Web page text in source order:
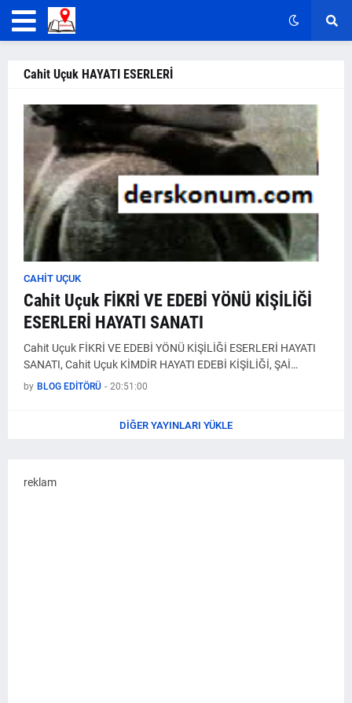
Cahit Uçuk HAYATI ESERLERİ
CAHIT UÇUK
Cahit Uçuk FİKRİ VE EDEBİ YÖNÜ KİŞİLİĞİ
ESERLERİ HAYATI SANATI
Cahit Uçuk FİKRİ VE EDEBİ YÖNÜ KİŞİLİĞİ ESERLERİ HAYATI
SANATI, Cahit Uçuk KİMDİR HAYATI EDEBİ KİŞİLİĞİ, ŞAİ…
by BLOG EDİTÖRÜ - 20:51:00
DIĞER YAYINLARI YÜKLE
reklam